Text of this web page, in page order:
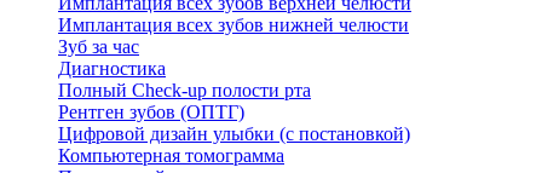
Имплантация всех зубов нижней челюсти
Зуб за час
Диагностика
Полный Check-up полости рта
Рентген зубов (ОПТГ)
Цифровой дизайн улыбки (с постановкой)
Компьютерная томограмма